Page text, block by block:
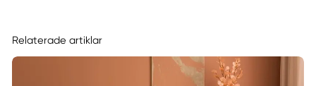
Relaterade artiklar